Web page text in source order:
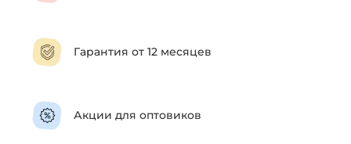
Гарантия от 12 месяцев
Акции для оптовиков